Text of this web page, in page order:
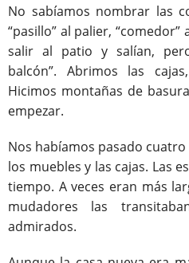
No sabíamos nombrar las
“pasillo” al palier,
salir al patio y salían,
balcón”. Abrimos las
Hicimos montañas de
empezar.
Nos habíamos pasado
los muebles y las cajas. Las
tiempo. A veces eran más
mudadores las
admirados.